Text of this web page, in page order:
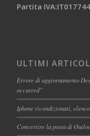
Partita
ULTIMI
Errore di aggiornamento
occurred”
Iphone ricondizionati,
Convertire la posta di